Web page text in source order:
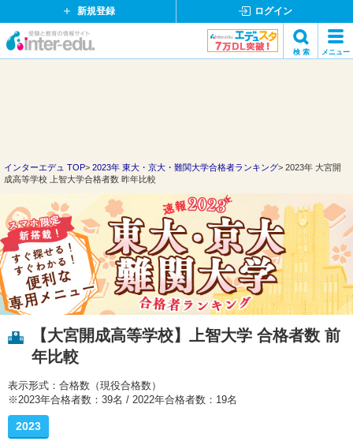
新規登録 ログイン
イ
ド
ッ
ト
コ
ム
検 索 メニュー
インターエデュ TOP 2023年 東大・京大・難関大学合格者ランキング
2023年 大宮開
成高等学校 上智大学合格者数 昨年比較
【大宮開成高等学校】上智大学 合格者数 前
年比較
表示形式：合格数（現役合格数）
※2023年合格者数：39名 / 2022年合格者数：19名
2023